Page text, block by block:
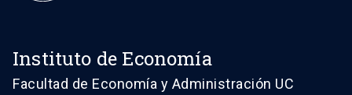
Instituto de Economía
Facultad de Economía y Administración UC